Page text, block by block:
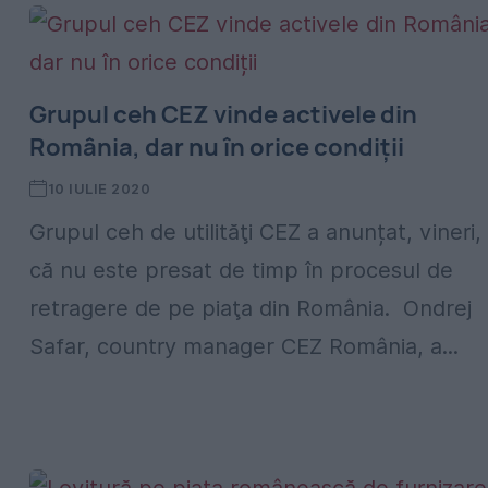
Grupul ceh CEZ vinde activele din
România, dar nu în orice condiții
10 IULIE 2020
Grupul ceh de utilităţi CEZ a anunțat, vineri,
că nu este presat de timp în procesul de
retragere de pe piaţa din România. Ondrej
Safar, country manager CEZ România, a...